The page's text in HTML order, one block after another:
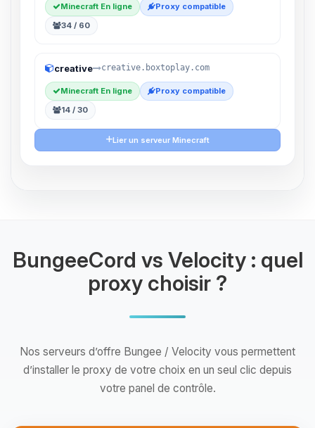
Minecraft En ligne
Proxy compatible
34 / 60
creative creative.boxtoplay.com
Minecraft En ligne
Proxy compatible
14 / 30
Lier un serveur Minecraft
BungeeCord vs Velocity : quel
proxy choisir ?
Nos serveurs d’offre Bungee / Velocity vous permettent
d’installer le proxy de votre choix en un seul clic depuis
votre panel de contrôle.